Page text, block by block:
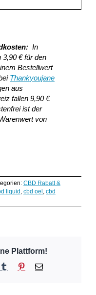
In
3,90 € für den
Bestellwert
Thankyoujane
aus
fallen 9,90 €
ist der
von
CBD Rabatt &
liquid, cbd oel, cbd
Plattform!
Tumblr Pinterest
E-